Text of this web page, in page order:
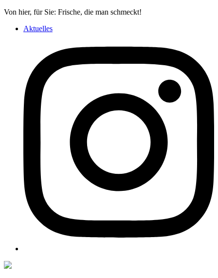
Von hier, für Sie: Frische, die man schmeckt!
Aktuelles